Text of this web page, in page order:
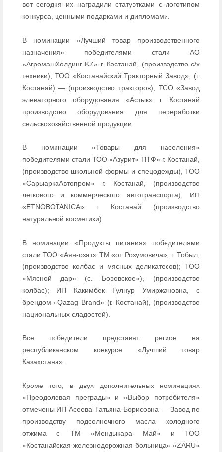
вот сегодня их наградили статуэтками с логотипом
конкурса, ценными подарками и дипломами.
В номинации «Лучший товар производственного
назначения» победителями стали АО
«АгромашХолдинг KZ» г. Костанай, (производство с/х
техники); ТОО «Костанайский Тракторный Завод», (г.
Костанай) — (производство тракторов); ТОО «Завод
элеваторного оборудования «Астык» г. Костанай
производство оборудования для переработки
сельскохозяйственной продукции.
В номинации «Товары для населения»
победителями стали ТОО «Азурит» ПТФ» г. Костанай,
(производство школьной формы и спецодежды), ТОО
«СарыаркаАвтопром» г. Костанай, (производство
легкового и коммерческого автотранспорта), ИП
«ETNOBOTANICA» г. Костанай (производство
натуральной косметики).
В номинации «Продукты питания» победителями
стали ТОО «Аян-озат» ТМ «от Розумовича», г. Тобыл,
(производство колбас и мясных деликатесов); ТОО
«Мясной дар» (с. Боровское»), (производство
колбас); ИП Какимбек Гулнур Умиржановна, с
брендом «Qazag Brand» (г. Костанай), (производство
национальных сладостей).
Все победители представят регион на
республиканском конкурсе «Лучший товар
Казахстана».
Кроме того, в двух дополнительных номинациях
«Преодолевая преграды» и «Выбор потребителя»
отмечены ИП Асеева Татьяна Борисовна — Завод по
производству подсолнечного масла холодного
отжима с ТМ «Мендыкара Май» и ТОО
«Костанайская железнодорожная больница» «ZÄRU»